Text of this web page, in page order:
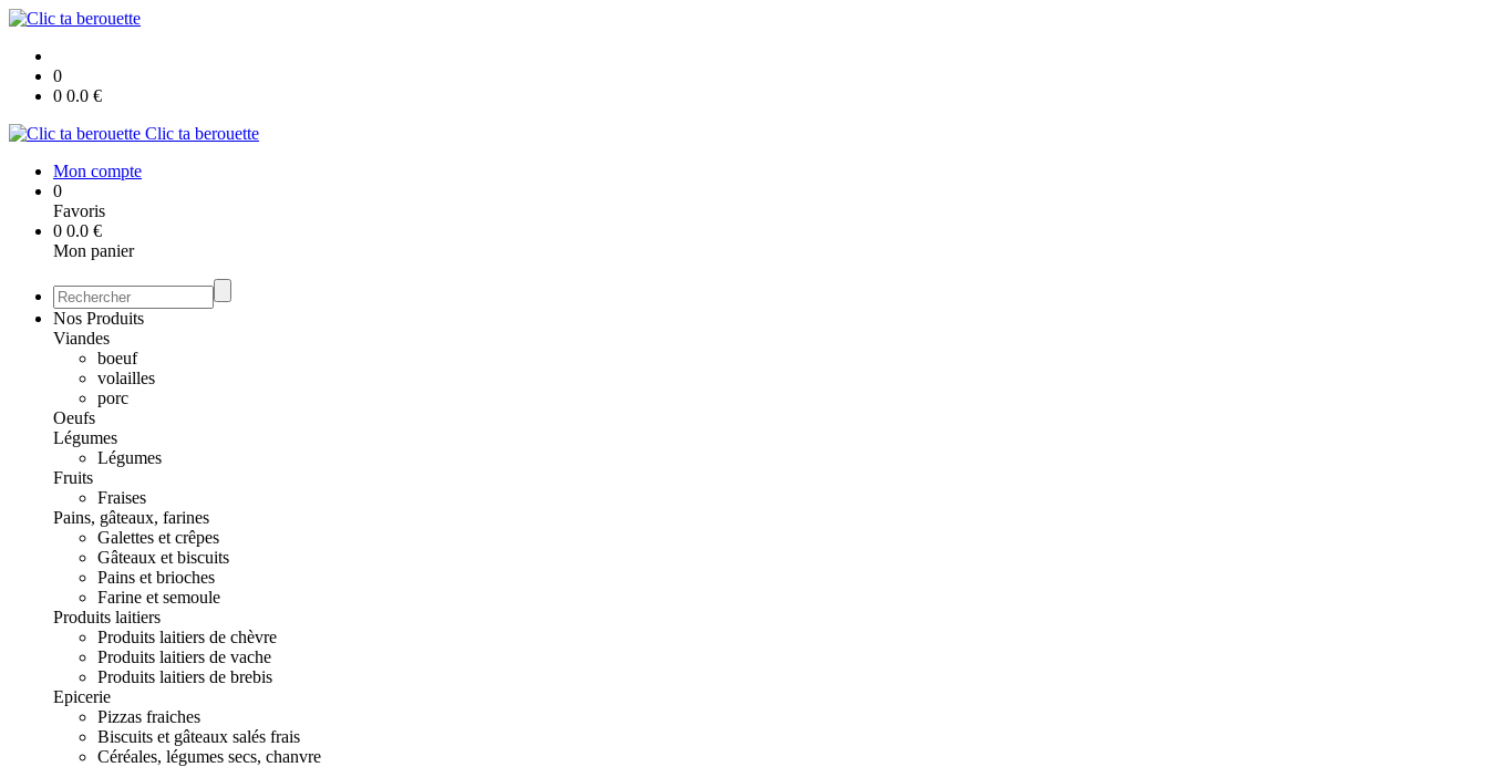
0
0 0.0 €
Clic ta berouette
Mon compte
0
Favoris
0 0.0 €
Mon panier
Nos Produits
Viandes
boeuf
volailles
porc
Oeufs
Légumes
Légumes
Fruits
Fraises
Pains, gâteaux, farines
Galettes et crêpes
Gâteaux et biscuits
Pains et brioches
Farine et semoule
Produits laitiers
Produits laitiers de chèvre
Produits laitiers de vache
Produits laitiers de brebis
Epicerie
Pizzas fraiches
Biscuits et gâteaux salés frais
Céréales, légumes secs, chanvre